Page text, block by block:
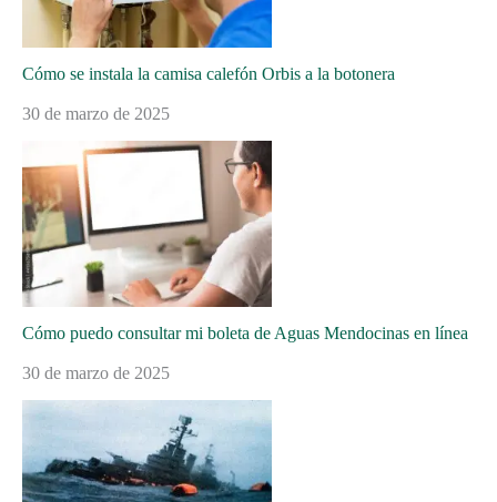
Cómo se instala la camisa calefón Orbis a la botonera
30 de marzo de 2025
Cómo puedo consultar mi boleta de Aguas Mendocinas en línea
30 de marzo de 2025